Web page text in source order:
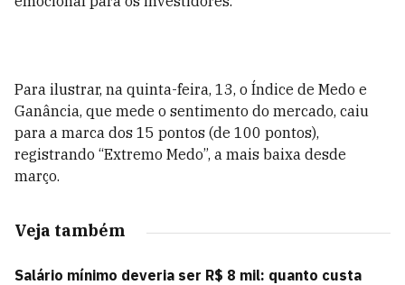
Para ilustrar, na quinta-feira, 13, o Índice de Medo e
Ganância, que mede o sentimento do mercado, caiu
para a marca dos 15 pontos (de 100 pontos),
registrando “Extremo Medo”, a mais baixa desde
março.
Veja também
Salário mínimo deveria ser R$ 8 mil: quanto custa